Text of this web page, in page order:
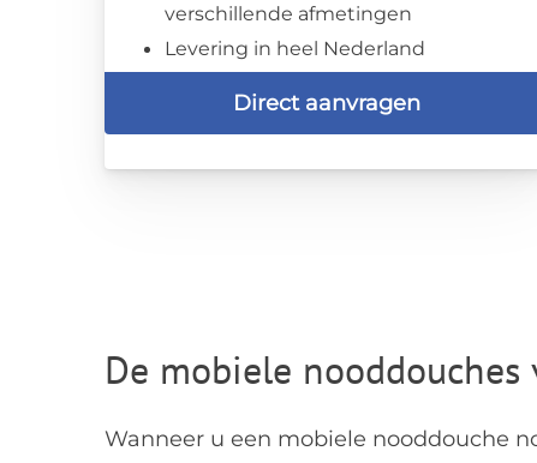
verschillende afmetingen
Levering in heel Nederland
Direct aanvragen
De mobiele
Wanneer u een mobiele nooddouche